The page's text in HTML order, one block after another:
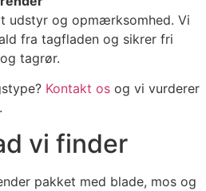
udstyr og opmærksomhed. Vi
fra tagfladen og sikrer fri
tagrør.
Kontakt os og vi vurderer
vi finder
pakket med blade, mos og